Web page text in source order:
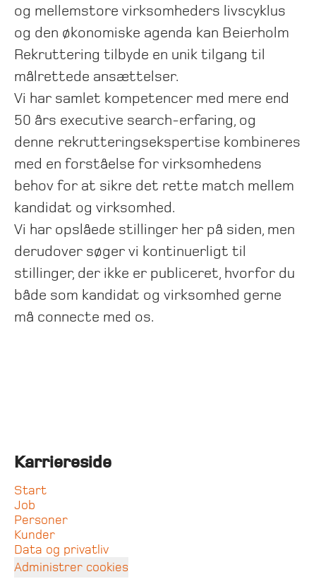
og mellemstore virksomheders livscyklus
og den økonomiske agenda kan Beierholm
Rekruttering tilbyde en unik tilgang til
målrettede ansættelser.
Vi har samlet kompetencer med mere end
50 års executive search-erfaring, og
denne rekrutteringsekspertise kombineres
med en forståelse for virksomhedens
behov for at sikre det rette match mellem
kandidat og virksomhed.
Vi har opslåede stillinger her på siden, men
derudover søger vi kontinuerligt til
stillinger, der ikke er publiceret, hvorfor du
både som kandidat og virksomhed gerne
må connecte med os.
Karriereside
Start
Job
Personer
Kunder
Data og privatliv
Administrer cookies